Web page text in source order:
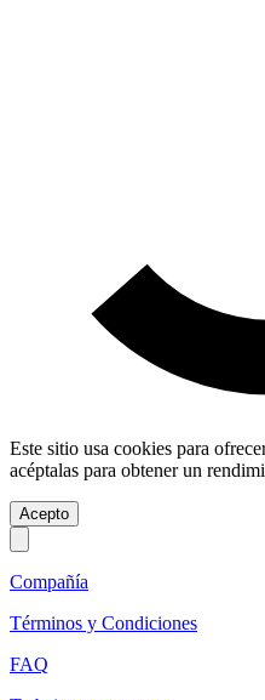
Este sitio usa cookies para
acéptalas para obtener un
Acepto
Compañía
Términos y Condiciones
FAQ